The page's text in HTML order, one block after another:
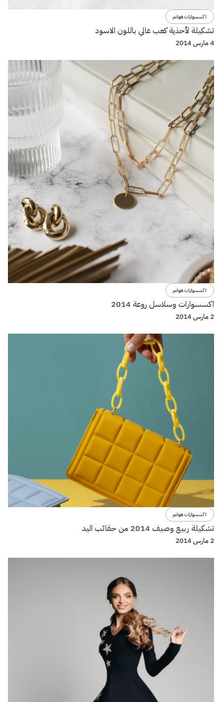
اكسسوارات هوانم
تشكيلة لأحذية كعب عالي باللون الاسود
4 مارس 2014
اكسسوارات هوانم
اكسسوارات وسلاسل روعة 2014
2 مارس 2014
اكسسوارات هوانم
تشكيلة ربيع وصيف 2014 من حقائب اليد
2 مارس 2014